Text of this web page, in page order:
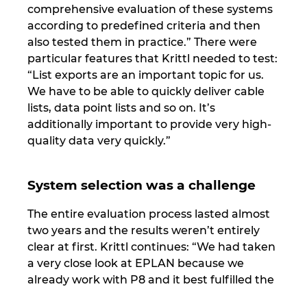
comprehensive evaluation of these systems
according to predefined criteria and then
also tested them in practice.” There were
particular features that Krittl needed to test:
“List exports are an important topic for us.
We have to be able to quickly deliver cable
lists, data point lists and so on. It’s
additionally important to provide very high-
quality data very quickly.”
System selection was a challenge
The entire evaluation process lasted almost
two years and the results weren’t entirely
clear at first. Krittl continues: “We had taken
a very close look at EPLAN because we
already work with P8 and it best fulfilled the
Slovenia
South Africa
South Korea
Spain
Switzerland
Thailand
Turkey